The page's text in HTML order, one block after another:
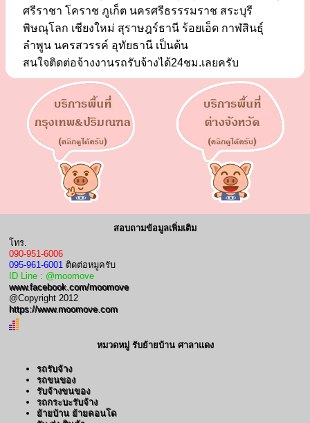
ศรีราชา โคราช ภูเก็ต นครศรีธรรรมราช สระบุรี
พิษณุโลก เชียงใหม่ สุราษฎร์ธานี ร้อยเอ็ด กาฬสินธุ์
ลำพูน นครสวรรค์ อุทัยธานี เป็นต้น
สนใจติดต่อจ้างงานรถรับจ้างได้24ชม.เลยครับ
สอบถามข้อมูลเพิ่มเติม
โทร.
090-951-6006
095-961-6001 ติดต่อหมูครับ
ID Line : @moomove
www.facebook.com/moomove
@Copyright 2012
https://www.moomove.com
หมวดหมู่ รับย้ายบ้าน ศาลาแดง
รถรับจ้าง
รถขนของ
รับจ้างขนของ
รถกระบะรับจ้าง
ย้ายบ้าน ย้ายคอนโด